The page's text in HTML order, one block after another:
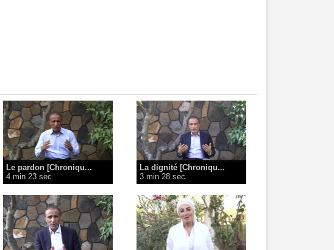
Le pardon [Chroniqu...
4 min 23 sec
La dignité [Chroniqu...
3 min 28 sec